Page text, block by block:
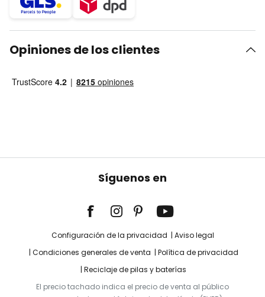
Opiniones de los clientes
Síguenos en
Configuración de la privacidad
Aviso legal
Condiciones generales de venta
Política de privacidad
Reciclaje de pilas y baterías
El precio tachado indica el precio de venta al público